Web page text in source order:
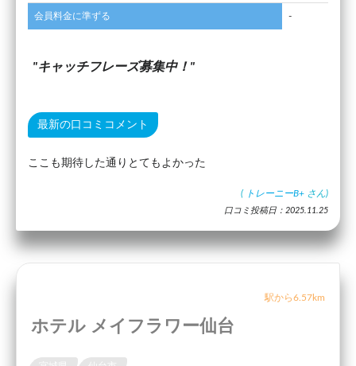
会員料金に準ずる -
キャッチフレーズ募集中！
最新の口コミコメント
ここも期待した通りとてもよかった
( トレーニーB+ さん)
口コミ投稿日：2025.11.25
駅から6.57km
ホテル メイフラワー仙台